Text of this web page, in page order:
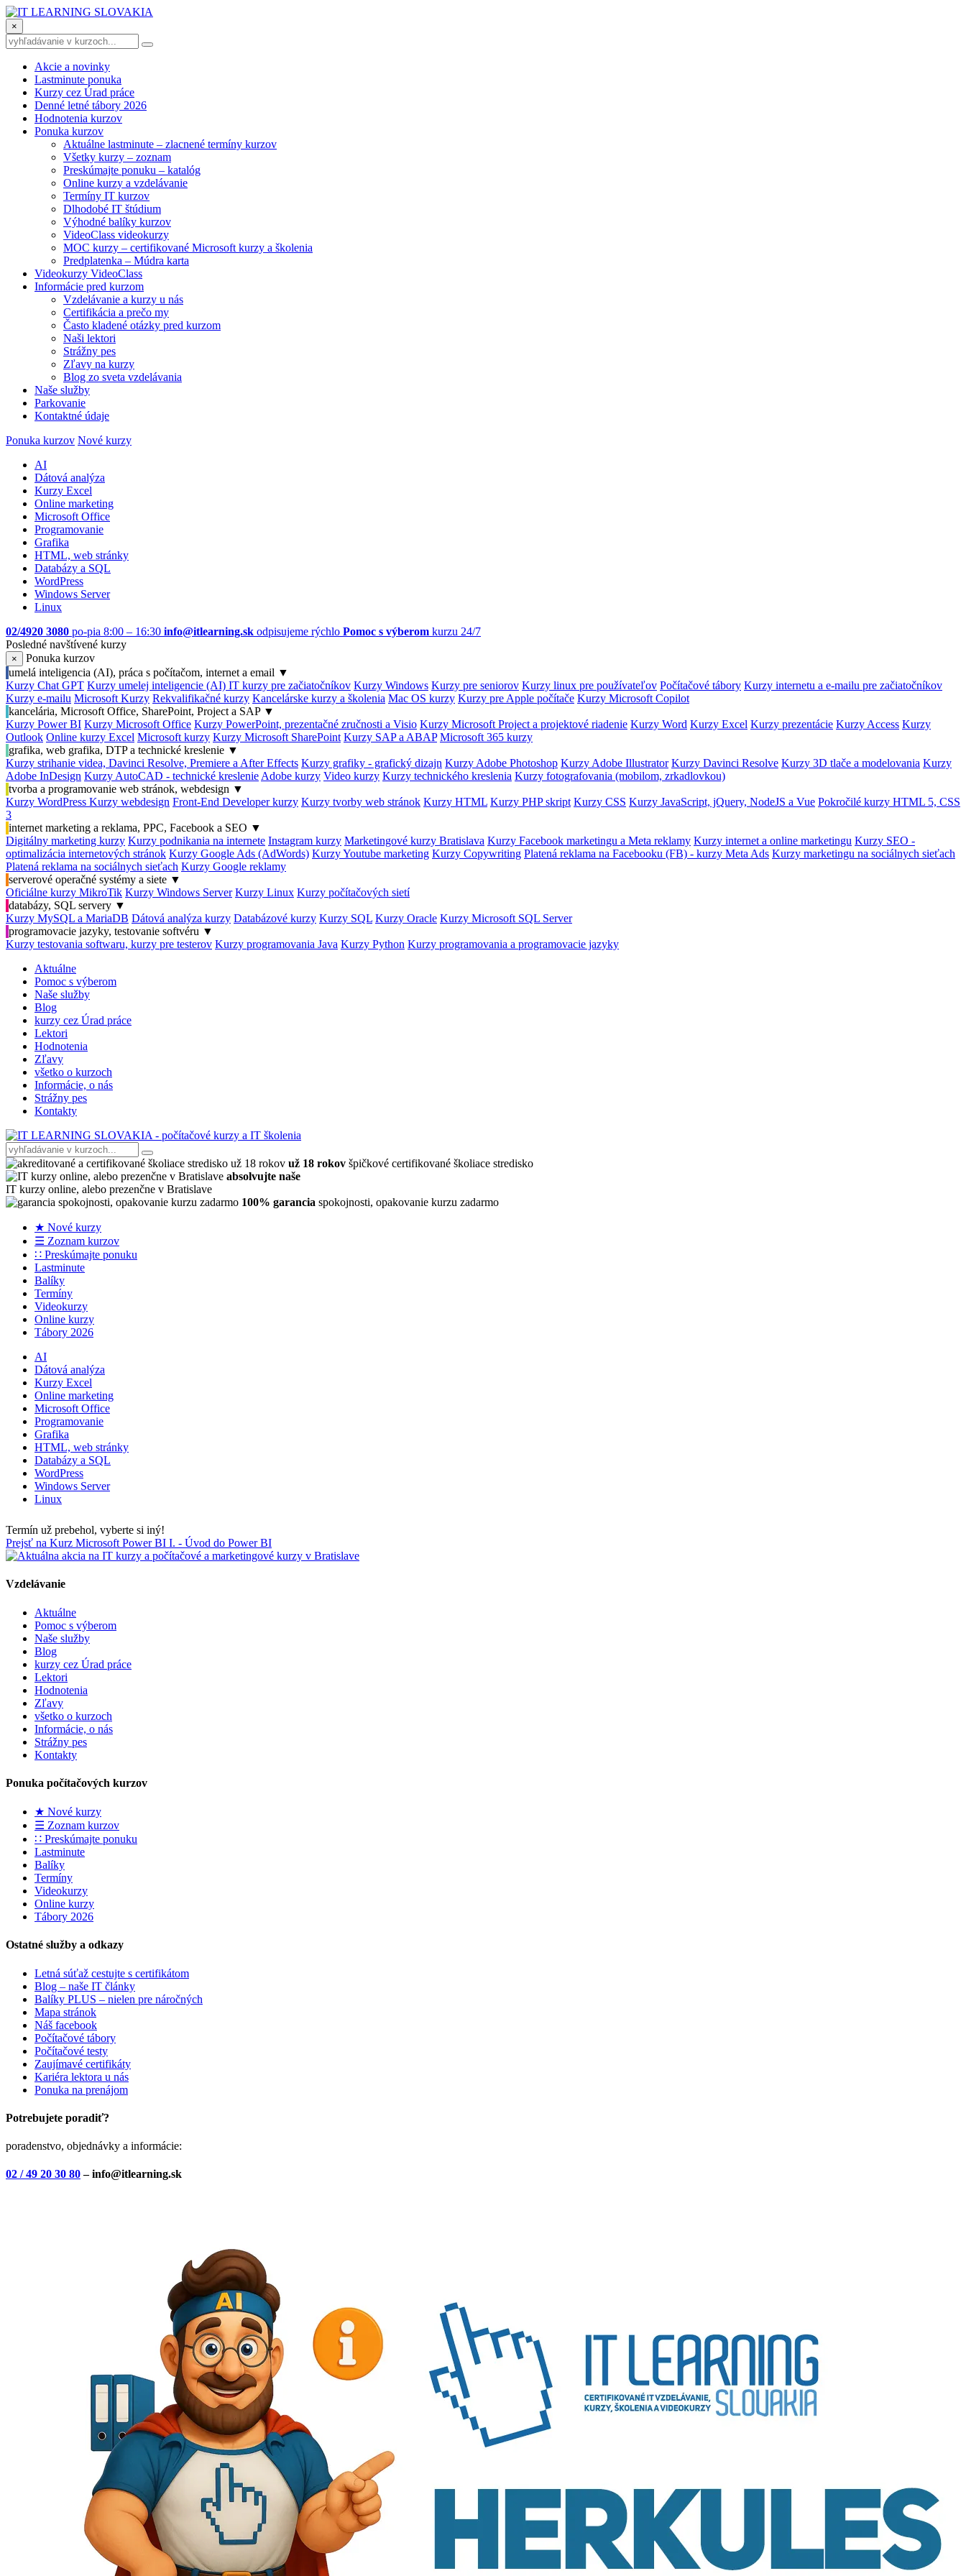
×
Akcie a novinky
Lastminute ponuka
Kurzy cez Úrad práce
Denné letné tábory 2026
Hodnotenia kurzov
Ponuka kurzov
Aktuálne lastminute – zlacnené termíny kurzov
Všetky kurzy – zoznam
Preskúmajte ponuku – katalóg
Online kurzy a vzdelávanie
Termíny IT kurzov
Dlhodobé IT štúdium
Výhodné balíky kurzov
VideoClass videokurzy
MOC kurzy – certifikované Microsoft kurzy a školenia
Predplatenka – Múdra karta
Videokurzy VideoClass
Informácie pred kurzom
Vzdelávanie a kurzy u nás
Certifikácia a prečo my
Často kladené otázky pred kurzom
Naši lektori
Strážny pes
Zľavy na kurzy
Blog zo sveta vzdelávania
Naše služby
Parkovanie
Kontaktné údaje
Ponuka kurzov Nové kurzy
AI
Dátová analýza
Kurzy Excel
Online marketing
Microsoft Office
Programovanie
Grafika
HTML, web stránky
Databázy a SQL
WordPress
Windows Server
Linux
02/4920 3080 po-pia 8:00 – 16:30 info@itlearning.sk odpisujeme rýchlo Pomoc s výberom kurzu 24/7
Posledné navštívené kurzy
×
Ponuka kurzov
umelá inteligencia (AI), práca s počítačom, internet a email ▼
Kurzy Chat GPT Kurzy umelej inteligencie (AI) IT kurzy pre začiatočníkov Kurzy Windows Kurzy pre seniorov Kurzy linux pre používateľov Počítačové tábory Kurzy internetu a e-mailu pre začiatočníkov
Kurzy e-mailu Microsoft Kurzy Rekvalifikačné kurzy Kancelárske kurzy a školenia Mac OS kurzy Kurzy pre Apple počítače Kurzy Microsoft Copilot
kancelária, Microsoft Office, SharePoint, Project a SAP ▼
Kurzy Power BI Kurzy Microsoft Office Kurzy PowerPoint, prezentačné zručnosti a Visio Kurzy Microsoft Project a projektové riadenie Kurzy Word Kurzy Excel Kurzy prezentácie Kurzy Access Kurzy
Outlook Online kurzy Excel Microsoft kurzy Kurzy Microsoft SharePoint Kurzy SAP a ABAP Microsoft 365 kurzy
grafika, web grafika, DTP a technické kreslenie ▼
Kurzy strihanie videa, Davinci Resolve, Premiere a After Effects Kurzy grafiky - grafický dizajn Kurzy Adobe Photoshop Kurzy Adobe Illustrator Kurzy Davinci Resolve Kurzy 3D tlače a modelovania Kurzy
Adobe InDesign Kurzy AutoCAD - technické kreslenie Adobe kurzy Video kurzy Kurzy technického kreslenia Kurzy fotografovania (mobilom, zrkadlovkou)
tvorba a programovanie web stránok, webdesign ▼
Kurzy WordPress Kurzy webdesign Front-End Developer kurzy Kurzy tvorby web stránok Kurzy HTML Kurzy PHP skript Kurzy CSS Kurzy JavaScript, jQuery, NodeJS a Vue Pokročilé kurzy HTML 5, CSS
3
internet marketing a reklama, PPC, Facebook a SEO ▼
Digitálny marketing kurzy Kurzy podnikania na internete Instagram kurzy Marketingové kurzy Bratislava Kurzy Facebook marketingu a Meta reklamy Kurzy internet a online marketingu Kurzy SEO -
optimalizácia internetových stránok Kurzy Google Ads (AdWords) Kurzy Youtube marketing Kurzy Copywriting Platená reklama na Facebooku (FB) - kurzy Meta Ads Kurzy marketingu na sociálnych sieťach
Platená reklama na sociálnych sieťach Kurzy Google reklamy
serverové operačné systémy a siete ▼
Oficiálne kurzy MikroTik Kurzy Windows Server Kurzy Linux Kurzy počítačových sietí
databázy, SQL servery ▼
Kurzy MySQL a MariaDB Dátová analýza kurzy Databázové kurzy Kurzy SQL Kurzy Oracle Kurzy Microsoft SQL Server
programovacie jazyky, testovanie softvéru ▼
Kurzy testovania softwaru, kurzy pre testerov Kurzy programovania Java Kurzy Python Kurzy programovania a programovacie jazyky
Aktuálne
Pomoc s výberom
Naše služby
Blog
kurzy cez Úrad práce
Lektori
Hodnotenia
Zľavy
všetko o kurzoch
Informácie, o nás
Strážny pes
Kontakty
už 18 rokov špičkové certifikované školiace stredisko
absolvujte naše
IT kurzy online, alebo prezenčne v Bratislave
100% garancia spokojnosti, opakovanie kurzu zadarmo
★ Nové kurzy
☰ Zoznam kurzov
∷ Preskúmajte ponuku
Lastminute
Balíky
Termíny
Videokurzy
Online kurzy
Tábory 2026
AI
Dátová analýza
Kurzy Excel
Online marketing
Microsoft Office
Programovanie
Grafika
HTML, web stránky
Databázy a SQL
WordPress
Windows Server
Linux
Termín už prebehol, vyberte si iný!
Prejsť na Kurz Microsoft Power BI I. - Úvod do Power BI
Vzdelávanie
Aktuálne
Pomoc s výberom
Naše služby
Blog
kurzy cez Úrad práce
Lektori
Hodnotenia
Zľavy
všetko o kurzoch
Informácie, o nás
Strážny pes
Kontakty
Ponuka počítačových kurzov
★ Nové kurzy
☰ Zoznam kurzov
∷ Preskúmajte ponuku
Lastminute
Balíky
Termíny
Videokurzy
Online kurzy
Tábory 2026
Ostatné služby a odkazy
Letná súťaž cestujte s certifikátom
Blog – naše IT články
Balíky PLUS – nielen pre náročných
Mapa stránok
Náš facebook
Počítačové tábory
Počítačové testy
Zaujímavé certifikáty
Kariéra lektora u nás
Ponuka na prenájom
Potrebujete poradiť?
poradenstvo, objednávky a informácie:
02 / 49 20 30 80– info@itlearning.sk